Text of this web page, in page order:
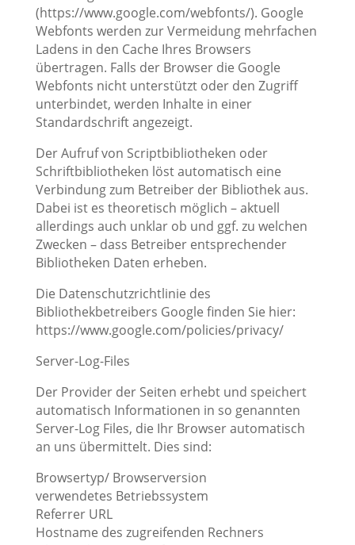
(https://www.google.com/webfonts/). Google
Webfonts werden zur Vermeidung mehrfachen
Ladens in den Cache Ihres Browsers
übertragen. Falls der Browser die Google
Webfonts nicht unterstützt oder den Zugriff
unterbindet, werden Inhalte in einer
Standardschrift angezeigt.
Der Aufruf von Scriptbibliotheken oder
Schriftbibliotheken löst automatisch eine
Verbindung zum Betreiber der Bibliothek aus.
Dabei ist es theoretisch möglich – aktuell
allerdings auch unklar ob und ggf. zu welchen
Zwecken – dass Betreiber entsprechender
Bibliotheken Daten erheben.
Die Datenschutzrichtlinie des
Bibliothekbetreibers Google finden Sie hier:
https://www.google.com/policies/privacy/
Server-Log-Files
Der Provider der Seiten erhebt und speichert
automatisch Informationen in so genannten
Server-Log Files, die Ihr Browser automatisch
an uns übermittelt. Dies sind:
Browsertyp/ Browserversion
verwendetes Betriebssystem
Referrer URL
Hostname des zugreifenden Rechners